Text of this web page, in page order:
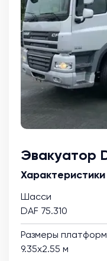
Эвакуатор
Характеристики
Шасси
DAF 75.310
Размеры
9.35х2.55 м